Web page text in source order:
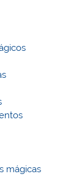
mágicas